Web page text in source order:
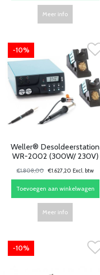
Meer info
-10%
Weller® Desoldeerstation
WR-2002 (300W/ 230V)
€1.808,00 €1.627,20 Excl. btw
Toevoegen aan winkelwagen
Meer info
-10%